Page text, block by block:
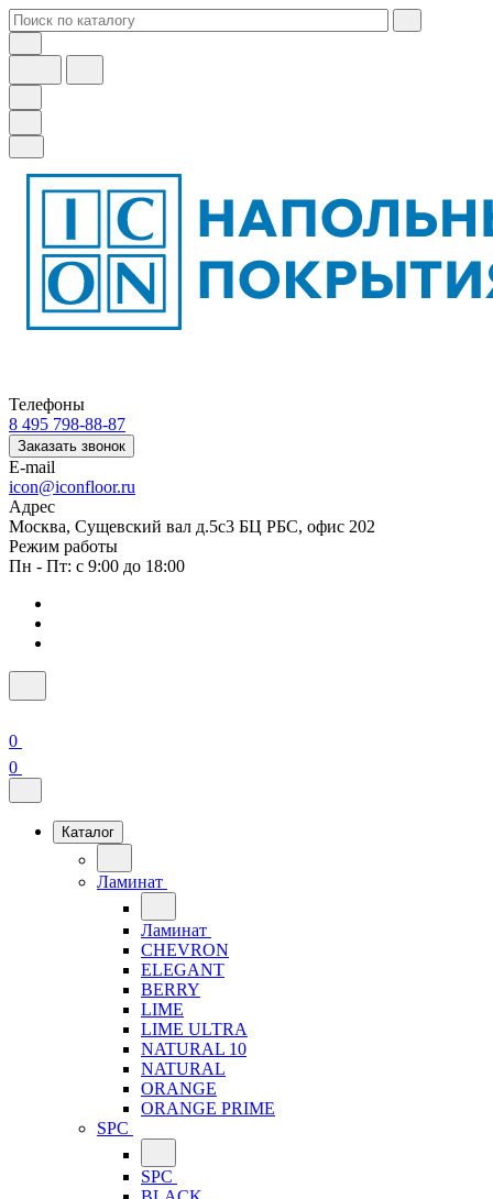
Телефоны
8 495 798-88-87
Заказать звонок
E-mail
icon@iconfloor.ru
Адрес
Москва, Сущевский вал д.5с3 БЦ РБС, офис 202
Режим работы
Пн - Пт: с 9:00 до 18:00
0
0
Каталог
Ламинат
Ламинат
CHEVRON
ELEGANT
BERRY
LIME
LIME ULTRA
NATURAL 10
NATURAL
ORANGE
ORANGE PRIME
SPC
SPC